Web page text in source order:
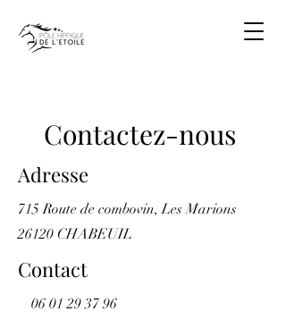
Contactez-nous
Adresse
715 Route de combovin, Les Marions
26120 CHABEUIL
Contact
06 01 29 37 96